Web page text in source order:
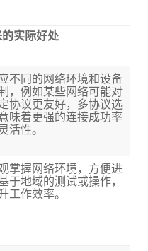
实际好处
不同的网络环境和设备
，例如某些网络可能对
协议更友好，多协议选
味着更强的连接成功率
活性。
掌握网络环境，方便进
于地域的测试或操作，
工作效率。